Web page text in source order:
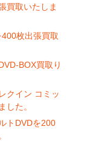
買取いたしま
枚出張買取
BOX買取り
クイン コミッ
した。
トDVDを200